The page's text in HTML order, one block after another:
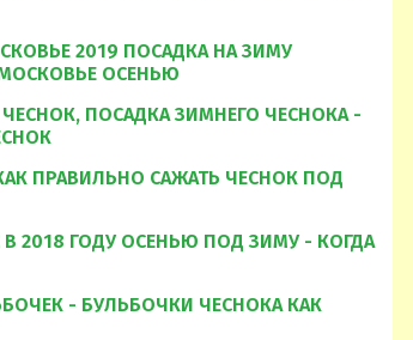
2019 ПОСАДКА НА ЗИМУ
ОСЕНЬЮ
ПОСАДКА ЗИМНЕГО ЧЕСНОКА -
ПРАВИЛЬНО САЖАТЬ ЧЕСНОК ПОД
2018 ГОДУ ОСЕНЬЮ ПОД ЗИМУ - КОГДА
- БУЛЬБОЧКИ ЧЕСНОКА КАК